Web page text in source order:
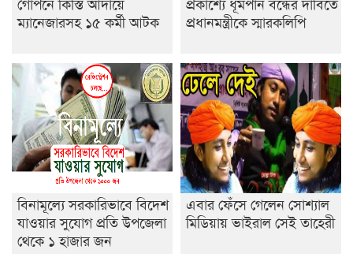
ইসলামের ইতিহাস ও সংস্কৃতি বিভাগের লাইট হাউজ ক্লাবের
নেতৃত্ব ইসতিয়াক-মাহফুজ
ডাকসুতে শিবিরের নিরঙ্কুশ জয়
রাজশাহীতে ট্রাকচাপায় ভ্যানচালক নিহত
শেষ সময়ে ভোট কারচুরি অভিযোগ আবিদের
ম্যানেজারসহ ১৫ কর্মী আটক
প্রধানমন্ত্রীকে স্মারকলিপি
বিনামূল্যে সরকারিভাবে বিদেশ
যাওয়ার সুযোগ প্রতি উপজেলা
থেকে ১ হাজার জন
এবার ফেঁসে গেলেন সোশ্যাল
মিডিয়ায় ভাইরাল সেই তাহেরী